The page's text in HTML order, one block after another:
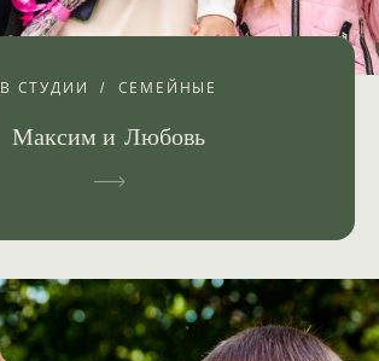
В СТУДИИ СЕМЕЙНЫЕ
Максим и Любовь